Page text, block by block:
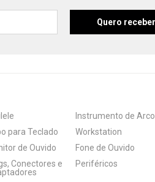
Instrumento de Arco
para Teclado Workstation
de Ouvido Fone de Ouvido
Conectores e
Periféricos